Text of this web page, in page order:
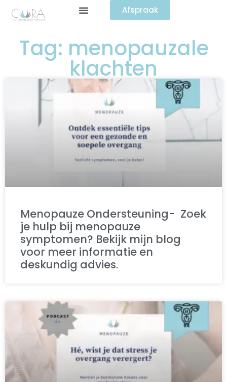
Afspraak
Tag: menopauzale
klachten
Menopauze Ondersteuning- Zoek
je hulp bij menopauze
symptomen? Bekijk mijn blog
voor meer informatie en
deskundig advies.